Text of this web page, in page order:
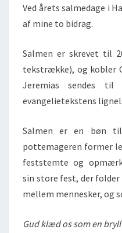
Ved årets salmedage i
af mine to bidrag.
Salmen er skrevet til
tekstrække), og kobler
Jeremias sendes til
evangelietekstens
Salmen er en bøn
pottemageren former
feststemte og
sin store fest, der folder
mellem mennesker, og
Gud klæd os som en